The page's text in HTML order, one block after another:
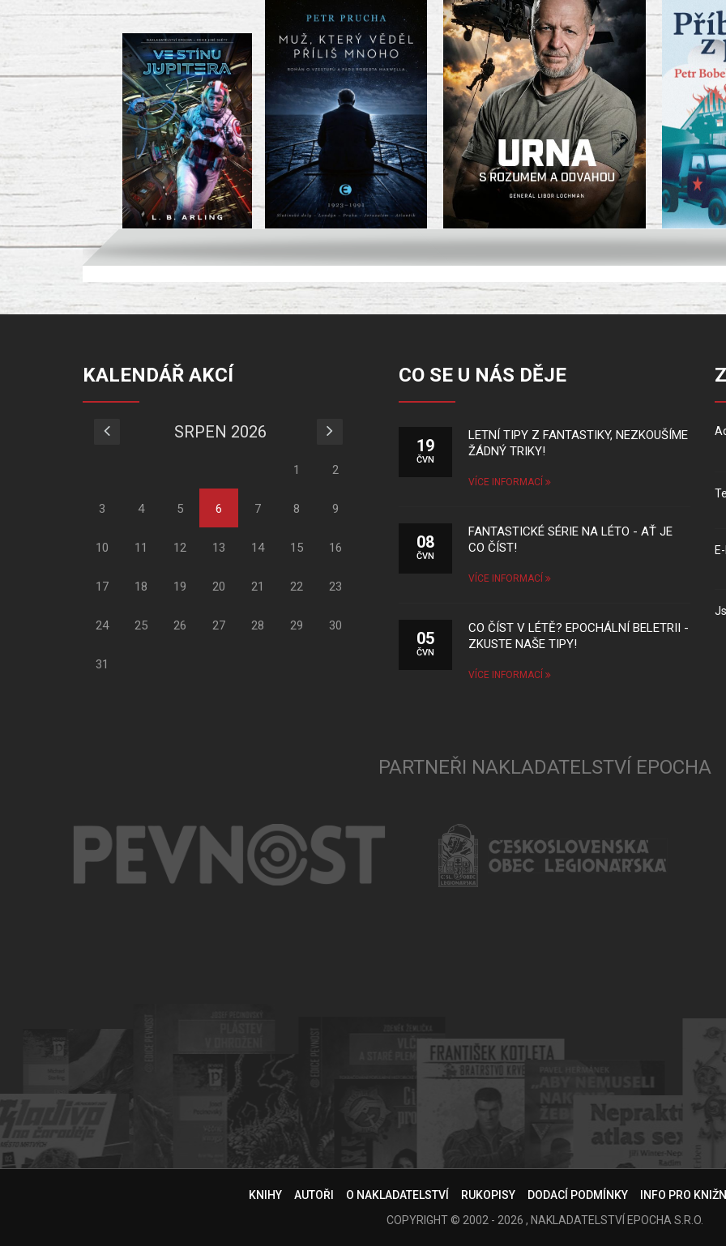
KALENDÁŘ AKCÍ
SRPEN 2026
1 2
3 4 5 6 7 8 9
10 11 12 13 14 15 16
17 18 19 20 21 22 23
24 25 26 27 28 29 30
31
CO SE U NÁS DĚJE
19
ČVN
LETNÍ TIPY Z FANTASTIKY, NEZKOUŠÍME
ŽÁDNÝ TRIKY!
VÍCE INFORMACÍ
08
ČVN
FANTASTICKÉ SÉRIE NA LÉTO - AŤ JE
CO ČÍST!
VÍCE INFORMACÍ
05
ČVN
CO ČÍST V LÉTĚ? EPOCHÁLNÍ BELETRII -
ZKUSTE NAŠE TIPY!
VÍCE INFORMACÍ
PARTNEŘI NAKLADATELSTVÍ EPOCHA
KNIHY AUTOŘI O NAKLADATELSTVÍ RUKOPISY DODACÍ PODMÍNKY
INFO PRO
COPYRIGHT © 2002 - 2026 , NAKLADATELSTVÍ EPOCHA S.R.O.